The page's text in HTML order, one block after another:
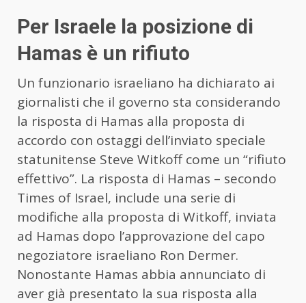
Per Israele la posizione di
Hamas è un rifiuto
Un funzionario israeliano ha dichiarato ai
giornalisti che il governo sta considerando
la risposta di Hamas alla proposta di
accordo con ostaggi dell’inviato speciale
statunitense Steve Witkoff come un “rifiuto
effettivo”. La risposta di Hamas – secondo
Times of Israel, include una serie di
modifiche alla proposta di Witkoff, inviata
ad Hamas dopo l’approvazione del capo
negoziatore israeliano Ron Dermer.
Nonostante Hamas abbia annunciato di
aver già presentato la sua risposta alla